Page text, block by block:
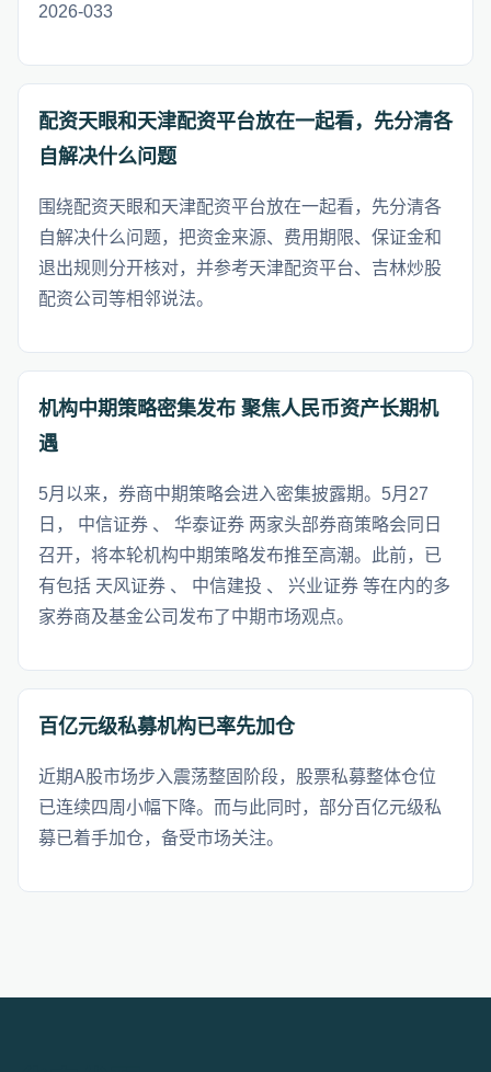
2026-033
配资天眼和天津配资平台放在一起看，先分清各
自解决什么问题
围绕配资天眼和天津配资平台放在一起看，先分清各
自解决什么问题，把资金来源、费用期限、保证金和
退出规则分开核对，并参考天津配资平台、吉林炒股
配资公司等相邻说法。
机构中期策略密集发布 聚焦人民币资产长期机
遇
5月以来，券商中期策略会进入密集披露期。5月27
日， 中信证券 、 华泰证券 两家头部券商策略会同日
召开，将本轮机构中期策略发布推至高潮。此前，已
有包括 天风证券 、 中信建投 、 兴业证券 等在内的多
家券商及基金公司发布了中期市场观点。
百亿元级私募机构已率先加仓
近期A股市场步入震荡整固阶段，股票私募整体仓位
已连续四周小幅下降。而与此同时，部分百亿元级私
募已着手加仓，备受市场关注。